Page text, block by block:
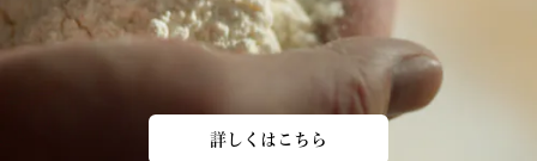
詳しくはこちら